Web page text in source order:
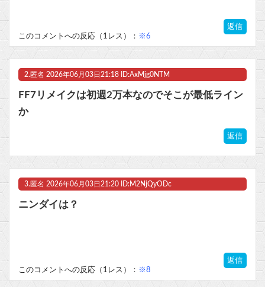
【ラブライブ！】ちゅーとりえらいぶのブレードの電池なんだけど他
マスク 十兆円を失う‥投資家「アメリカ党？バカかコイツw」
ビットコイン再び1600万円へ。ドル円は147円に
Powered by livedoor 相互RSS
返信
このコメントへの反応（1レス）： ※6
2. 匿名 2026年06月03日21:18 ID:AxMjg0NTM
FF7リメイクは初週2万本なのでそこが最低ライン
か
返信
3. 匿名 2026年06月03日21:20 ID:M2NjQyODc
ニンダイは？
返信
このコメントへの反応（1レス）： ※8